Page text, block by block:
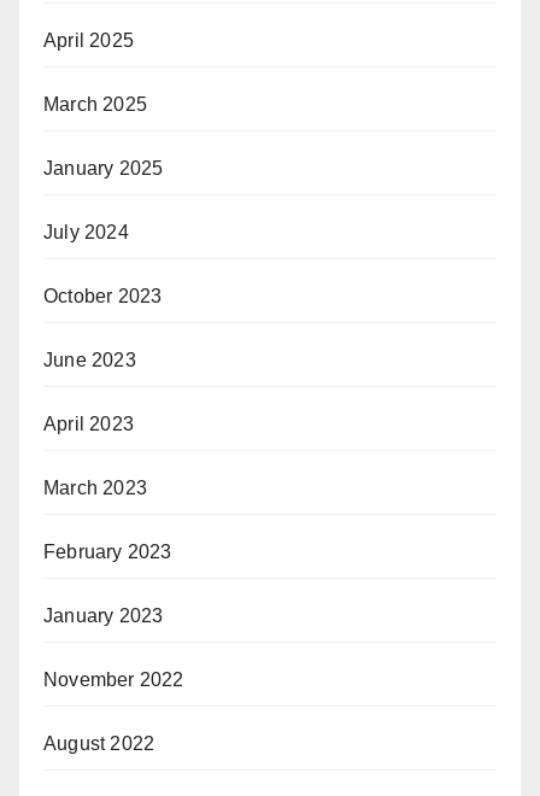
April 2025
March 2025
January 2025
July 2024
October 2023
June 2023
April 2023
March 2023
February 2023
January 2023
November 2022
August 2022